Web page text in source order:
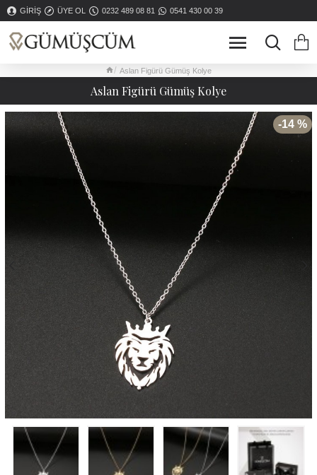
GIRIŞ ÜYE OL 0232 489 08 81 0541 430 00 39
Aslan Figürü Gümüş Kolye
Aslan Figürü Gümüş Kolye
-14 %